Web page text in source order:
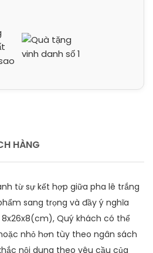
HÀNG
từ sự kết hợp giữa pha lê trắng
sang trọng và đầy ý nghĩa
Quý khách có thể
nhỏ hơn tùy theo ngân sách
nội dung theo yêu cầu của